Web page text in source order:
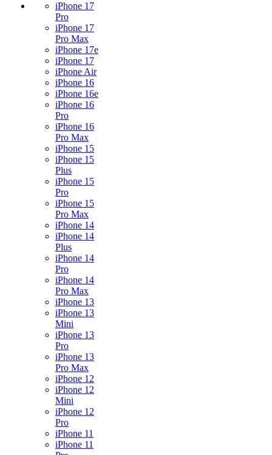
iPhone 17
Pro
iPhone 17
Pro Max
iPhone 17e
iPhone 17
iPhone Air
iPhone 16
iPhone 16e
iPhone 16
Pro
iPhone 16
Pro Max
iPhone 15
iPhone 15
Plus
iPhone 15
Pro
iPhone 15
Pro Max
iPhone 14
iPhone 14
Plus
iPhone 14
Pro
iPhone 14
Pro Max
iPhone 13
iPhone 13
Mini
iPhone 13
Pro
iPhone 13
Pro Max
iPhone 12
iPhone 12
Mini
iPhone 12
Pro
iPhone 11
iPhone 11